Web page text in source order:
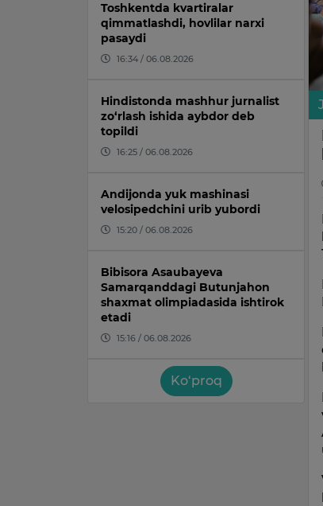
Toshkentda kvartiralar
qimmatlashdi, hovlilar narxi
pasaydi
16:34 / 06.08.2026
Hindistonda mashhur jurnalist
zo‘rlash ishida aybdor deb
topildi
16:25 / 06.08.2026
Andijonda yuk mashinasi
velosipedchini urib yubordi
15:20 / 06.08.2026
Bibisora Asaubayeva
Samarqanddagi Butunjahon
shaxmat olimpiadasida ishtirok
etadi
15:16 / 06.08.2026
Ko‘proq